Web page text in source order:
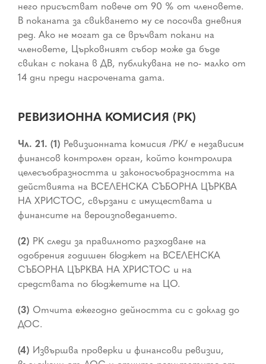
него присъстват повече от 90 % от членовете.
В поканата за свикването му се посочва дневния
ред. Ако не могат да се връчват покани на
членовете, Църковният събор може да бъде
свикан с покана в ДВ, публикувана не по- малко от
14 дни преди насрочената дата.
РЕВИЗИОННА КОМИСИЯ (РК)
Чл. 21. (1) Ревизионната комисия /РК/ е независим
финансов контролен орган, който контролира
целесъобразността и законосъобразността на
действията на ВСЕЛЕНСКА СЪБОРНА ЦЪРКВА
НА ХРИСТОС, свързани с имуществата и
финансите на вероизповеданието.
(2) РК следи за правилното разходване на
одобрения годишен бюджет на ВСЕЛЕНСКА
СЪБОРНА ЦЪРКВА НА ХРИСТОС и на
средствата по бюджетите на ЦО.
(3) Отчита ежегодно дейността си с доклад до
ДОС.
(4) Извършва проверки и финансови ревизии,